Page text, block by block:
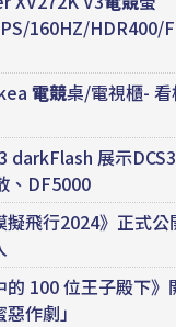
160HZ/HDR400/
電競桌/電視櫃-
darkFlash 展示
、DF5000
擬飛行2024》正式
的 100 位王子殿下
作劇」